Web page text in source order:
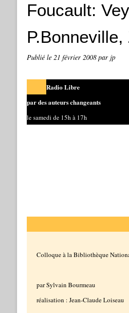
Foucault:
Publié le 21 février 2008 par jp
Radio Libre
par des auteurs changeants
le samedi de 15h à 17h
Colloque à la Bibliothèque
par Sylvain Bourmeau
réalisation : Jean-Claude Loiseau